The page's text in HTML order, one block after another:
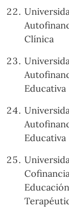
Clínica
Educativa
Educativa